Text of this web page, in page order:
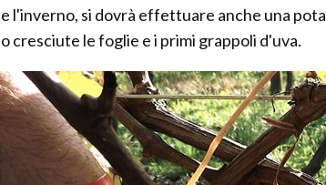
l'inverno, si dovrà effettuare anche una
cresciute le foglie e i primi grappoli d'uva.